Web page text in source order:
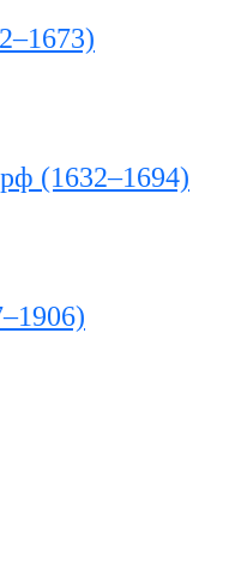
(1632–1694)